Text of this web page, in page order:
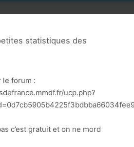
statistiques des
le forum :
ucp.php?
c’est gratuit et on ne mord